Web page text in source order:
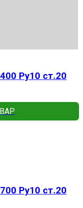
Ру10 ст.20
Ру10 ст.20